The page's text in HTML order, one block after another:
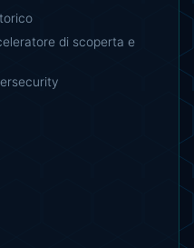
di scoperta e